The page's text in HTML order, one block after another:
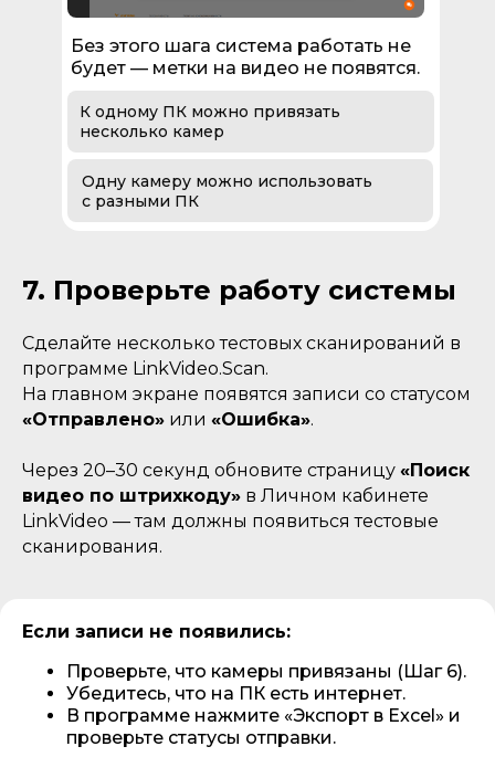
Одну камеру можно использовать
с разными ПК
К одному ПК можно привязать
несколько камер
Без этого шага система работать не
будет — метки на видео не появятся.
7. Проверьте работу системы
Сделайте несколько тестовых сканирований в
программе LinkVideo.Scan.
На главном экране появятся записи со статусом
«Отправлено» или «Ошибка».
Через 20–30 секунд обновите страницу «Поиск
видео по штрихкоду» в Личном кабинете
LinkVideo — там должны появиться тестовые
сканирования.
Если записи не появились:
Проверьте, что камеры привязаны (Шаг 6).
Убедитесь, что на ПК есть интернет.
В программе нажмите «Экспорт в Excel» и
проверьте статусы отправки.